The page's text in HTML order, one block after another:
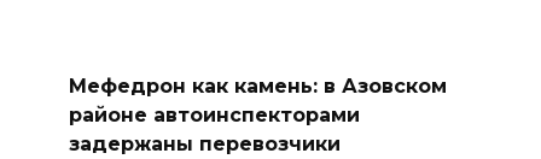
Мефедрон как камень: в Азовском
районе автоинспекторами
задержаны перевозчики